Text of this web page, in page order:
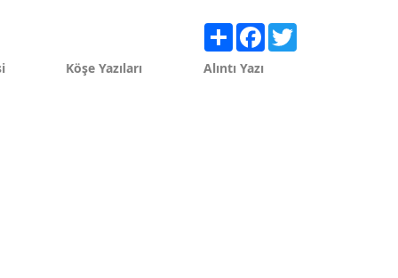
Köşe Yazıları Alıntı Yazı
Share Facebook